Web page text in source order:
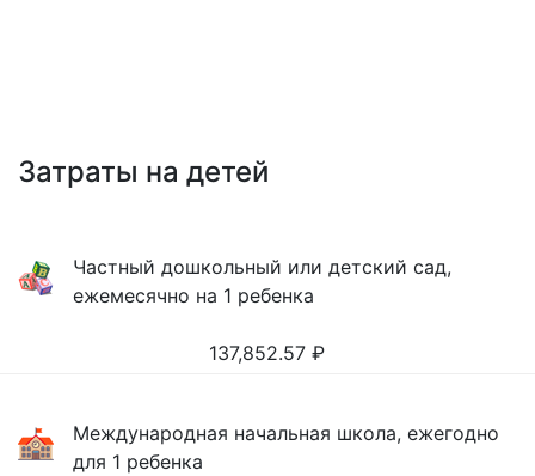
Затраты на детей
Частный дошкольный или детский сад,
ежемесячно на 1 ребенка
137,852.57 ₽
Международная начальная школа, ежегодно
для 1 ребенка